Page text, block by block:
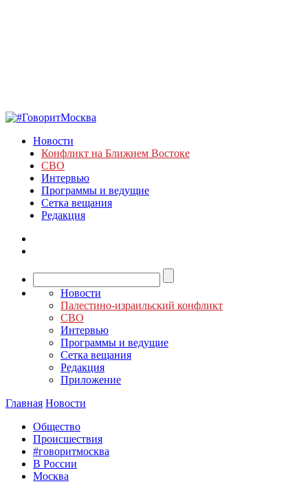
Новости
Конфликт на Ближнем Востоке
СВО
Интервью
Программы и ведущие
Сетка вещания
Редакция
Новости
Палестино-израильский конфликт
СВО
Интервью
Программы и ведущие
Сетка вещания
Редакция
Приложение
Главная Новости
Общество
Происшествия
#говоритмосква
В России
Москва